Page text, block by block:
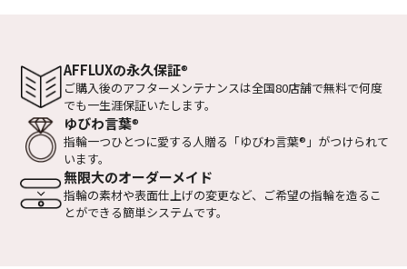
AFFLUXの永久保証®
ご購入後のアフターメンテナンスは全国80店舗で無料で何度
でも一生涯保証いたします。
ゆびわ言葉®
指輪一つひとつに愛する人贈る 「ゆびわ言葉® 」がつけられて
います。
無限大のオーダーメイド
指輪の素材や表面仕上げの変更など、 ご希望の指輪を造るこ
とができる簡単システムです。